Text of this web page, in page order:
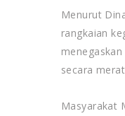
Menurut
rangkaian
secara
Masyarakat